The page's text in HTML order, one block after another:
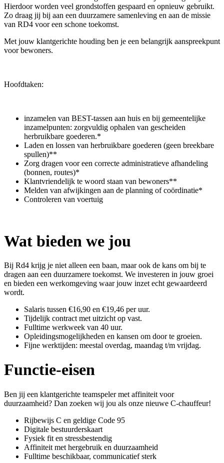
Hierdoor worden veel grondstoffen gespaard en opnieuw gebruikt.
Zo draag jij bij aan een duurzamere samenleving en aan de missie
van RD4 voor een schone toekomst.
Met jouw klantgerichte houding ben je een belangrijk aanspreekpunt
voor bewoners.
Hoofdtaken:
inzamelen van BEST-tassen aan huis en bij gemeentelijke
inzamelpunten: zorgvuldig ophalen van gescheiden
herbruikbare goederen.*
Laden en lossen van herbruikbare goederen (geen breekbare
spullen)**
Zorg dragen voor een correcte administratieve afhandeling
(bonnen, routes)*
Klantvriendelijk te woord staan van bewoners**
Melden van afwijkingen aan de planning of coördinatie*
Controleren van voertuig
Wat bieden we jou
Bij Rd4 krijg je niet alleen een baan, maar ook de kans om bij te
dragen aan een duurzamere toekomst. We investeren in jouw groei
en bieden een werkomgeving waar jouw inzet echt gewaardeerd
wordt.
Salaris tussen €16,90 en €19,46 per uur.
Tijdelijk contract met uitzicht op vast.
Fulltime werkweek van 40 uur.
Opleidingsmogelijkheden en kansen om door te groeien.
Fijne werktijden: meestal overdag, maandag t/m vrijdag.
Functie-eisen
Ben jij een klantgerichte teamspeler met affiniteit voor
duurzaamheid? Dan zoeken wij jou als onze nieuwe C-chauffeur!
Rijbewijs C en geldige Code 95
Digitale bestuurderskaart
Fysiek fit en stressbestendig
Affiniteit met hergebruik en duurzaamheid
Fulltime beschikbaar, communicatief sterk